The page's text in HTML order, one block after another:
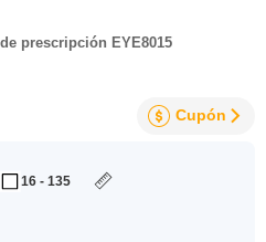
prescripción EYE8015
Cupón
16 - 135